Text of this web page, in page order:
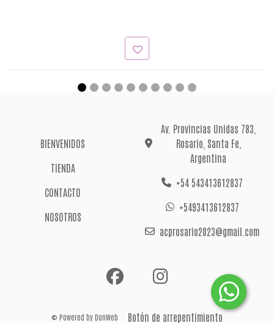
BIENVENIDOS
TIENDA
CONTACTO
NOSOTROS
Av. Provincias Unidas 783,
Rosario, Santa Fe,
Argentina
+54 543413612837
+5493413612837
acprosario2023@gmail.com
© Powered byDonWeb Botón de arrepentimiento